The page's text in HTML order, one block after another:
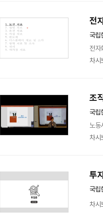
전
국립
전자
차시
조
국립
노동
차시
투
국립
차시